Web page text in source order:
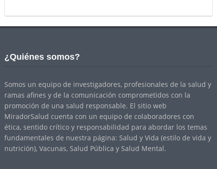
¿Quiénes somos?
Somos un equipo de investigadores, profesionales de la salud y
ramas afines y de la comunicación comprometidos con la
promoción de una salud responsable. El sitio web
MiradorSalud cuenta con un equipo de colaboradores con
ética, sentido crítico y responsabilidad para abordar los temas
fundamentales de nuestra página: Salud y Vida (estilo de vida y
nutrición), Vacunas, Salud Pública y Salud Mental.